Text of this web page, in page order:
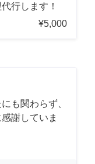
行します！
¥5,000
も関わらず、
謝していま